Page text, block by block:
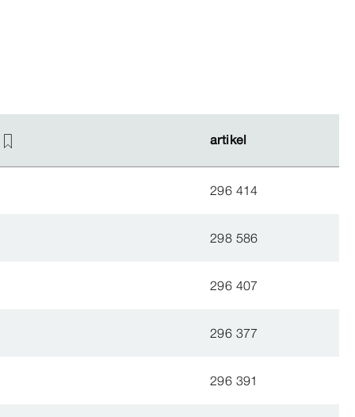
artikel
artikel
296 414
298 586
296 407
296 377
296 391